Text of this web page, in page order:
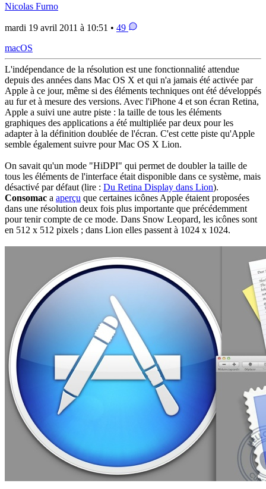
Nicolas Furno
mardi 19 avril 2011 à 10:51 • 49
macOS
L'indépendance de la résolution est une fonctionnalité attendue
depuis des années dans Mac OS X et qui n'a jamais été activée par
Apple à ce jour, même si des éléments techniques ont été développés
au fur et à mesure des versions. Avec l'iPhone 4 et son écran Retina,
Apple a suivi une autre piste : la taille de tous les éléments
graphiques des applications a été multipliée par deux pour les
adapter à la définition doublée de l'écran. C'est cette piste qu'Apple
semble également suivre pour Mac OS X Lion.
On savait qu'un mode "HiDPI" qui permet de doubler la taille de
tous les éléments de l'interface était disponible dans ce système, mais
désactivé par défaut (lire : Du Retina Display dans Lion).
Consomac a aperçu que certaines icônes Apple étaient proposées
dans une résolution deux fois plus importante que précédemment
pour tenir compte de ce mode. Dans Snow Leopard, les icônes sont
en 512 x 512 pixels ; dans Lion elles passent à 1024 x 1024.